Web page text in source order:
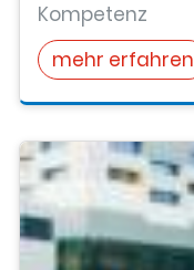
Kompetenz
mehr erfahren